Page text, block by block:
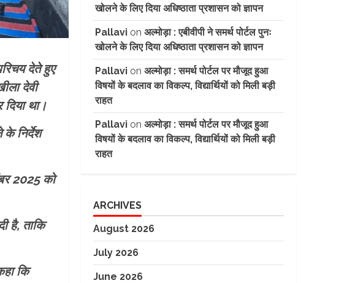
देते हुए
देवी
दिया था।
के निर्देश
2025 को
है, ताकि
कि
खोलने के लिए दिया अधिष्ठाता प्रशासन को ज्ञापन
Pallavion अल्मोड़ा : एबीवीपी ने समर्थ पोर्टल पुनः
खोलने के लिए दिया अधिष्ठाता प्रशासन को ज्ञापन
Pallavion अल्मोड़ा : समर्थ पोर्टल पर मौजूद हुआ
विषयों के बदलाव का विकल्प, विद्यार्थियों को मिली बड़ी
राहत
Pallavion अल्मोड़ा : समर्थ पोर्टल पर मौजूद हुआ
विषयों के बदलाव का विकल्प, विद्यार्थियों को मिली बड़ी
राहत
ARCHIVES
August 2026
July 2026
June 2026